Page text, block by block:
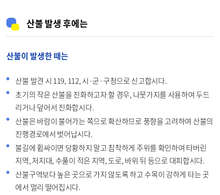
산불 발생 후에는
산불이 발생한 때는
산불 발견 시 119, 112, 시·군·구청으로 신고합시다.
초기의 작은 산불을 진화하고자 할 경우, 나뭇가지를 사용하여 두드
리거나 덮어서 진화합시다.
산불은 바람이 불어가는 쪽으로 확산하므로 풍향을 고려하여 산불의
진행경로에서 벗어납시다.
불길에 휩싸이면 당황하지 말고 침착하게 주위를 확인하여 타버린
지역, 저지대, 수풀이 적은 지역, 도로, 바위 뒤 등으로 대피합시다.
산불구역보다 높은 곳으로 가지 않도록 하고 수목이 강하게 타는 곳
에서 멀리 떨어집시다.